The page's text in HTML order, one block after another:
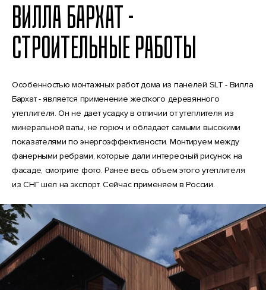
ВИЛЛА БАРХАТ -
СТРОИТЕЛЬНЫЕ РАБОТЫ
Особенностью монтажных работ дома из панелей SLT - Вилла
Бархат - является применение жесткого деревянного
утеплителя. Он не дает усадку в отличии от утеплителя из
минеральной ваты, не горюч и обладает самыми высокими
показателями по энергоэффективности. Монтируем между
фанерными ребрами, которые дали интересный рисунок на
фасаде, смотрите фото. Ранее весь объем этого утеплителя
из СНГ шел на экспорт. Сейчас применяем в России.